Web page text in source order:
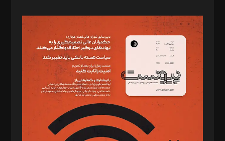
مدیر مسئول: محمدباقر اثنی‌عشری
سردبیر: مهرک محمودی
دبیر تحریریه: میثم قاسمی
د‌بیر ناداستان: سمانه سمیع
د‌بیر خدمت و تجارت: ابوالفضل رجبی
د‌بیر حقوق فناوری: حسام‌الدین ایپکچی
د‌بیر پیوست جهان: مینا پاکدل
د‌بیر تحریریه آنلاین: بابک نقاش
تحریریه‌: مجتبی محمود‌ی، آرش برهمند، یسنا امان‌پور، سروش کرمیان،